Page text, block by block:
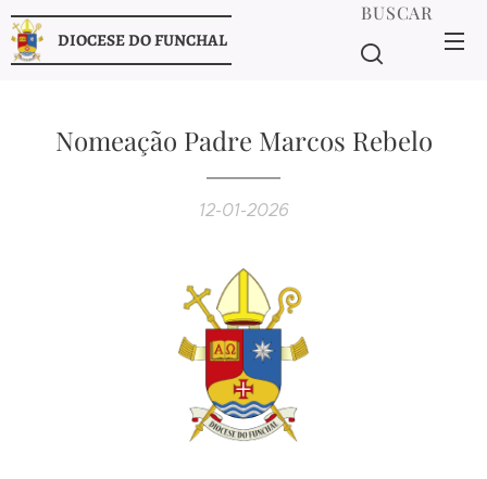
DIOCESE DO FUNCHAL
BUSCAR
Nomeação Padre Marcos Rebelo
12-01-2026